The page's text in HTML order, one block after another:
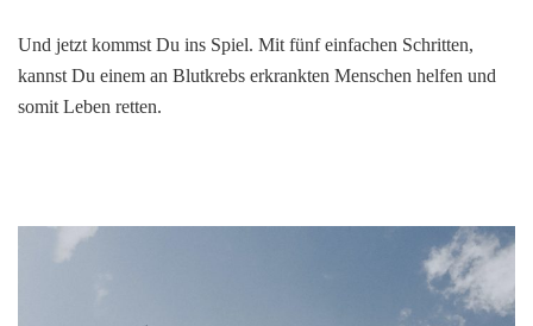
Und jetzt kommst Du ins Spiel. Mit fünf einfachen Schritten,
kannst Du einem an Blutkrebs erkrankten Menschen helfen und
somit Leben retten.